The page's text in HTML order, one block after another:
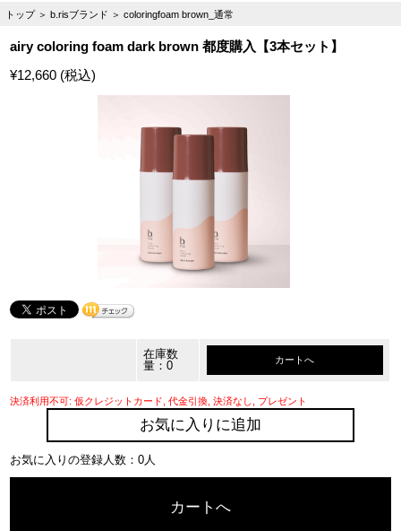
トップ ＞ b.risブランド ＞ coloringfoam brown_通常
airy coloring foam dark brown 都度購入【3本セット】
¥12,660 (税込)
在庫数
量：0
カートへ
決済利用不可: 仮クレジットカード, 代金引換, 決済なし, プレゼント
お気に入りに追加
お気に入りの登録人数：0人
カートへ